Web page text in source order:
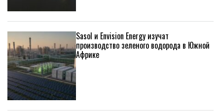
Sasol и Envision Energy изучат
производство зеленого водорода в Южной
Африке